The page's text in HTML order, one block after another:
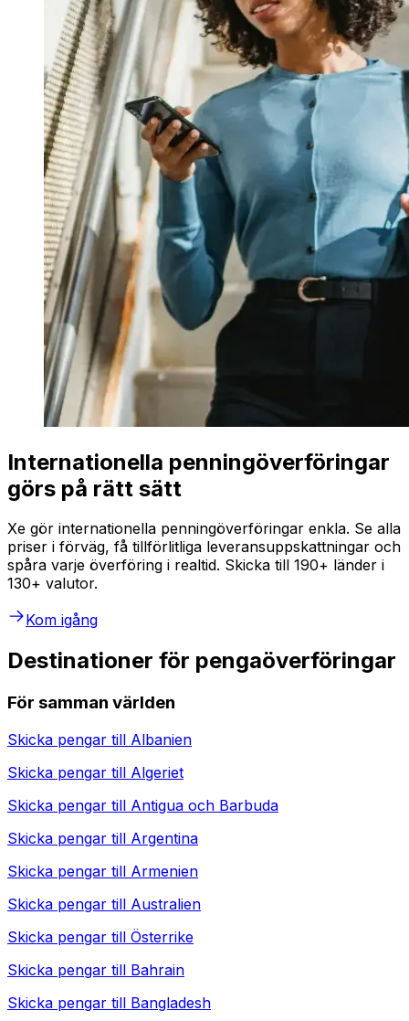
Internationella penningöverföringar
görs på rätt sätt
Xe gör internationella penningöverföringar enkla. Se alla
priser i förväg, få tillförlitliga leveransuppskattningar och
spåra varje överföring i realtid. Skicka till 190+ länder i
130+ valutor.
Kom igång
Destinationer för pengaöverföringar
För samman världen
Skicka pengar till Albanien
Skicka pengar till Algeriet
Skicka pengar till Antigua och Barbuda
Skicka pengar till Argentina
Skicka pengar till Armenien
Skicka pengar till Australien
Skicka pengar till Österrike
Skicka pengar till Bahrain
Skicka pengar till Bangladesh